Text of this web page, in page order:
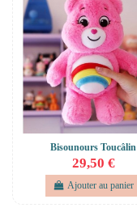
Bisounours Toucâlin
29,50 €
Ajouter au panier